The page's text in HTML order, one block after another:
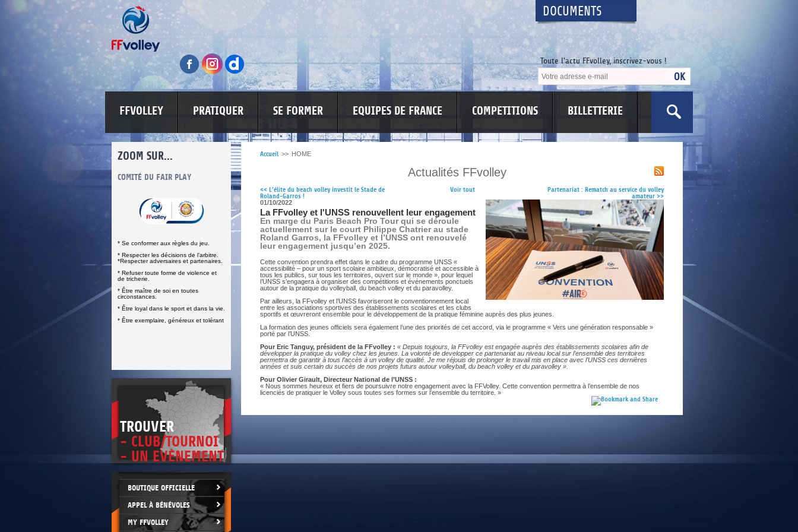
DOCUMENTS
Toute l'actu FFvolley, inscrivez-vous !
FFVOLLEY PRATIQUER SE FORMER EQUIPES DE FRANCE COMPETITIONS BILLETTERIE
ZOOM SUR...
DOCUMENTS UTILES
CLIQUEZ ICI
COMITÉ DU FAIR PLAY
* Se conformer aux règles du jeu.
* Respecter les décisions de l’arbitre.
*Respecter adversaires et partenaires.
* Refuser toute forme de violence et
de tricherie.
* Être maître de soi en toutes
circonstances.
* Être loyal dans le sport et dans la vie.
* Être exemplaire, généreux et tolérant
LUTTE CONTRE LES VIOLENCES INFORMATIONS CORONAVIRUS
DOCUMENTS UTILES
SITUATION SANITAIRE
COVID-19
CLIQUEZ ICI
TROUVER
- CLUB/TOURNOI
- UN EVÈNEMENT
BOUTIQUE OFFICIELLE
APPEL À BÉNÉVOLES
MY FFVOLLEY
Accueil >> HOME
Actualités FFvolley
<< L’élite du beach volley investit le Stade de
Roland-Garros !
Voir tout
Partenariat : Rematch au service du volley
amateur >>
01/10/2022
La FFvolley et l'UNSS renouvellent leur engagement
En marge du Paris Beach Pro Tour qui se déroule
actuellement sur le court Philippe Chatrier au stade
Roland Garros, la FFvolley et l’UNSS ont renouvelé
leur engagement jusqu’en 2025.
Cette convention prendra effet dans le cadre du programme UNSS «
accessibilité – pour un sport scolaire ambitieux, démocratisé et accessible à
tous les publics, sur tous les territoires, ouvert sur le monde », pour lequel
l’UNSS s’engagera à organiser des compétitions et événements ponctuels
autour de la pratique du volleyball, du beach volley et du paravolley.
Par ailleurs, la FFvolley et l’UNSS favoriseront le conventionnement local
entre les associations sportives des établissements scolaires et les clubs
sportifs et œuvreront ensemble pour le développement de la pratique féminine auprès des plus jeunes.
La formation des jeunes officiels sera également l’une des priorités de cet accord, via le programme « Vers une génération responsable »
porté par l’UNSS.
Pour Eric Tanguy, président de la FFvolley : « Depuis toujours, la FFvolley est engagée auprès des établissements scolaires afin de
développer la pratique du volley chez les jeunes. La volonté de developper ce partenariat au niveau local sur l’ensemble des territoires
permettra de garantir à tous l’accès à un volley de qualité. Je me réjouis de prolonger le travail mis en place avec l’UNSS ces dernières
années et suis certain du succès de nos projets futurs autour volleyball, du beach volley et du paravolley ».
Pour Olivier Girault, Directeur National de l’UNSS :
« Nous sommes heureux et fiers de poursuivre notre engagement avec la FFVolley. Cette convention permettra à l’ensemble de nos
licenciés de pratiquer le Volley sous toutes ses formes sur l’ensemble du territoire. »